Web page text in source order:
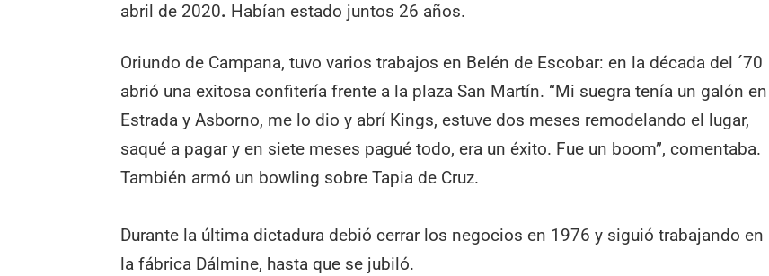
abril de 2020. Habían estado juntos 26 años.
Oriundo de Campana, tuvo varios trabajos en Belén de Escobar: en la década del ´70
abrió una exitosa confitería frente a la plaza San Martín. “Mi suegra tenía un galón en
Estrada y Asborno, me lo dio y abrí Kings, estuve dos meses remodelando el lugar,
saqué a pagar y en siete meses pagué todo, era un éxito. Fue un boom”, comentaba.
También armó un bowling sobre Tapia de Cruz.
Durante la última dictadura debió cerrar los negocios en 1976 y siguió trabajando en
la fábrica Dálmine, hasta que se jubiló.